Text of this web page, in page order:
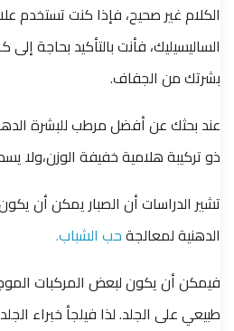
الكلام غير صحيح، فإذا كنت
الساليسيليك، فأنت بالتأكيد بحاجة إلى
بشرتك من الجفاف.
عند بحثك عن أفضل مرطب للبشرة
ذو تركيبة هلامية خفيفة الوزن،ولا
تشير الدراسات أن الصبار يمكن أن
الدهنية لمعالجةحب الشباب.
فيمكن أن يكون لبعض المركبات